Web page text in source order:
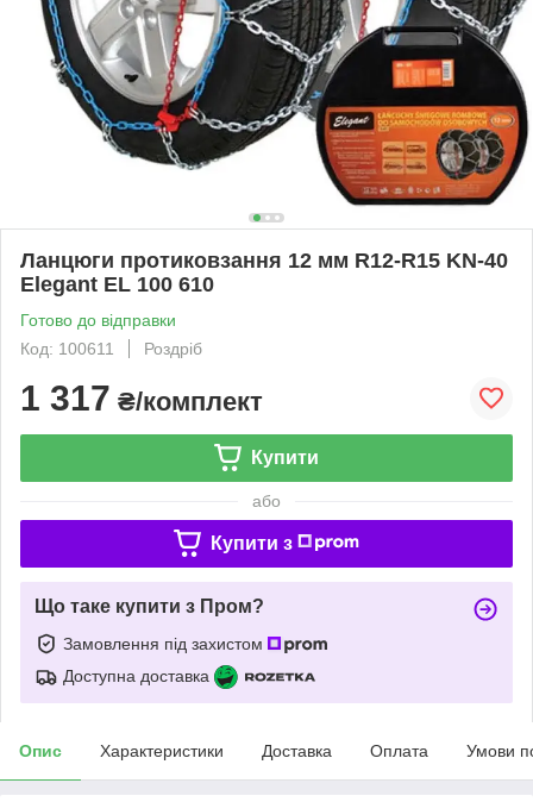
Ланцюги протиковзання 12 мм R12-R15 KN-40
Elegant EL 100 610
Готово до відправки
Код: 100611
Роздріб
1 317 ₴/комплект
Купити
або
Купити з
Що таке купити з Пром?
Замовлення під захистом
Доступна доставка
Опис Характеристики Доставка Оплата Умови